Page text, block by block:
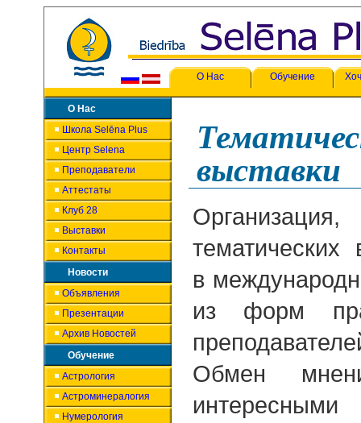
О Нас Обучение
О Нас
Школа Selēna Plus
Центр Selena
Преподаватели
Аттестаты
Клуб 28
Выставки
Контакты
Новости
Объявления
Презентации
Архив Новостей
Обучение
Астрология
Астроминералогия
Нумерология
выставки
тематических
в
из форм
Обмен